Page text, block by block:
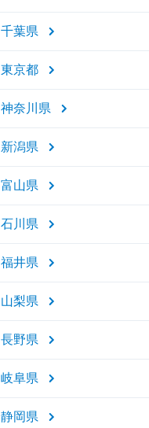
千葉県
東京都
神奈川県
新潟県
富山県
石川県
福井県
山梨県
長野県
岐阜県
静岡県